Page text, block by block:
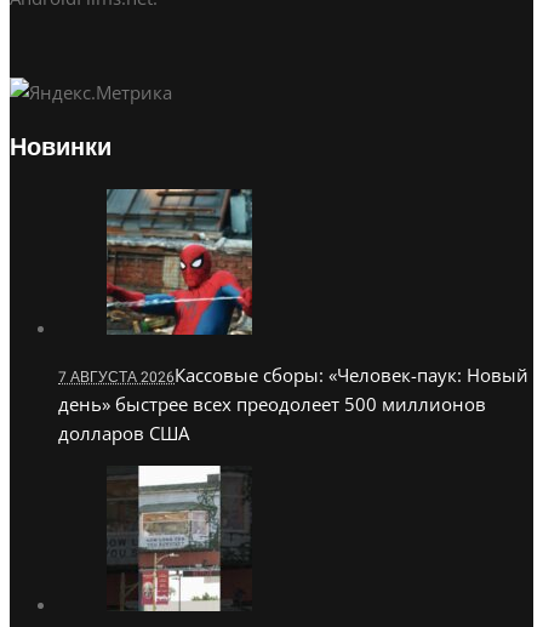
Новинки
7 АВГУСТА 2026Кассовые сборы: «Человек-паук: Новый
день» быстрее всех преодолеет 500 миллионов
долларов США